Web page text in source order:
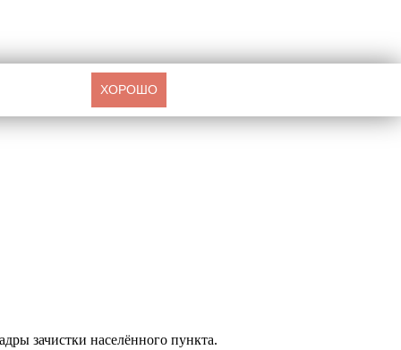
зачистки населённого пункта.
ХОРОШО